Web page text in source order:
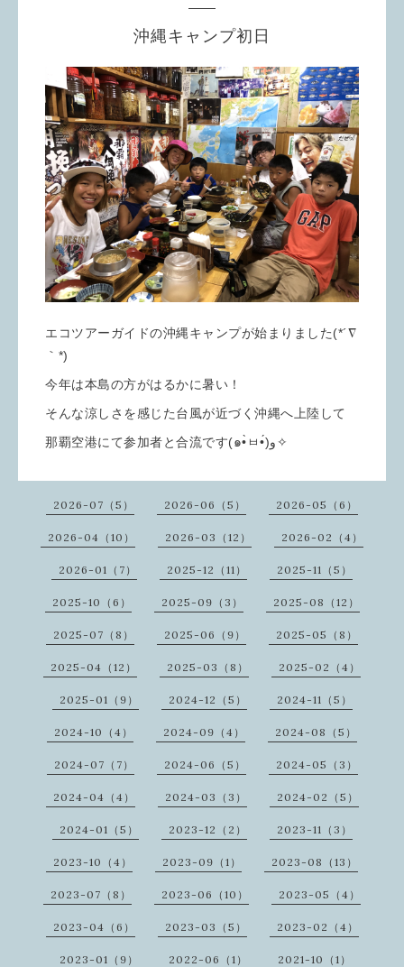
沖縄キャンプ初日
エコツアーガイドの沖縄キャンプが始まりました(*´∇
｀*)
今年は本島の方がはるかに暑い！
そんな涼しさを感じた台風が近づく沖縄へ上陸して
那覇空港にて参加者と合流です(๑•̀ㅂ•́)و✧
2026-07（5） 2026-06（5） 2026-05（6）
2026-04（10） 2026-03（12） 2026-02（4）
2026-01（7） 2025-12（11） 2025-11（5）
2025-10（6） 2025-09（3） 2025-08（12）
2025-07（8） 2025-06（9） 2025-05（8）
2025-04（12） 2025-03（8） 2025-02（4）
2025-01（9） 2024-12（5） 2024-11（5）
2024-10（4） 2024-09（4） 2024-08（5）
2024-07（7） 2024-06（5） 2024-05（3）
2024-04（4） 2024-03（3） 2024-02（5）
2024-01（5） 2023-12（2） 2023-11（3）
2023-10（4） 2023-09（1） 2023-08（13）
2023-07（8） 2023-06（10） 2023-05（4）
2023-04（6） 2023-03（5） 2023-02（4）
2023-01（9） 2022-06（1） 2021-10（1）